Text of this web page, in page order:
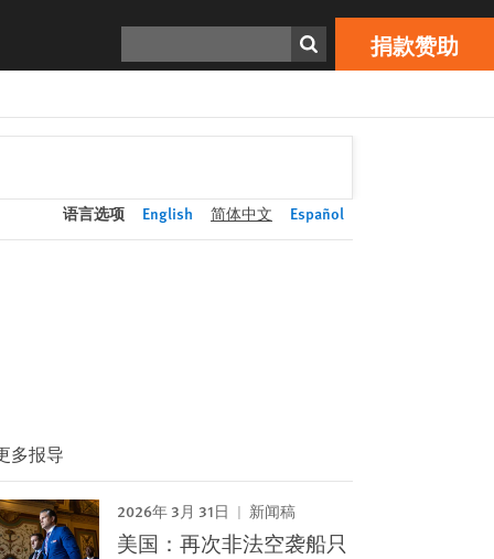
捐款赞助
Print 捐款赞助
语言选项 English 简体中文 Español
多报导
2026年 3月 31日 新闻稿
美国：再次非法空袭船只